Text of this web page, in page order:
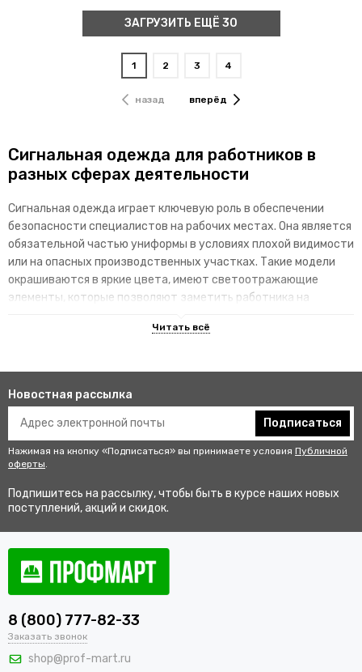
ЗАГРУЗИТЬ ЕЩЁ 30
назад
1 2 3 4
вперёд
Сигнальная одежда для работников в
разных сферах деятельности
Сигнальная одежда играет ключевую роль в обеспечении
безопасности специалистов на рабочих местах. Она является
обязательной частью униформы в условиях плохой видимости
или на опасных производственных участках. Такие модели
окрашиваются в яркие цвета, имеют светоотражающие
элементы, которые позволяют заметить работника на
изделий
Гарантируют улучшенную видимость человека и его
безопасность на рабочем месте. В результате этого
снижается риск аварии и получения травмы.
Не мешаются во время выполнения профессиональных
Соответствуют стандартам качества, так как проходят
Купить одежду сигнальную для
работников оптом и в розницу с
доставкой по Лесному
В интернет-магазине «ПрофМарт» можно купить сигнальную
одежду для персонала. Мы работаем с оптовыми и
розничными покупателями. Предлагаем на выбор сигнальные
Новостная рассылка
Подписаться
Нажимая на кнопку «Подписаться» вы принимаете условия Публичной
оферты.
Подпишитесь на рассылку, чтобы быть в курсе наших новых
поступлений, акций и скидок.
8 (800) 777-82-33
Заказать звонок
shop@prof-mart.ru